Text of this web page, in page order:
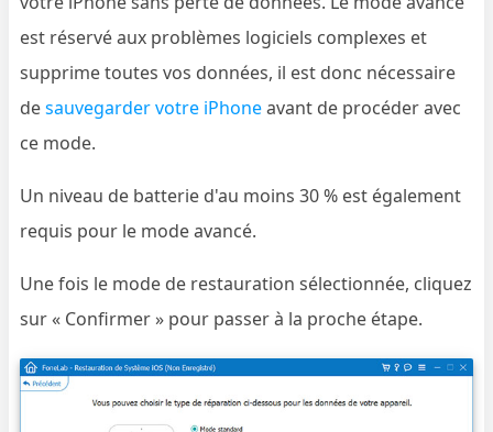
est réservé aux problèmes logiciels complexes et
supprime toutes vos données, il est donc nécessaire
desauvegarder votre iPhoneavant de procéder avec
ce mode.
Un niveau de batterie d'au moins 30 % est également
requis pour le mode avancé.
Une fois le mode de restauration sélectionnée, cliquez
sur « Confirmer » pour passer à la proche étape.